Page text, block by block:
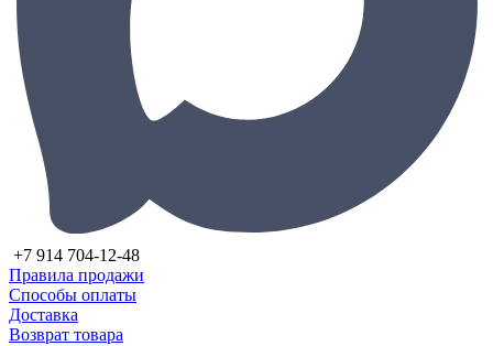
+7 914 704-12-48
Правила продажи
Способы оплаты
Доставка
Возврат товара